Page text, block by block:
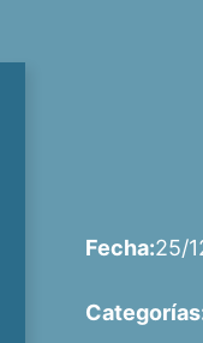
Fecha:25/